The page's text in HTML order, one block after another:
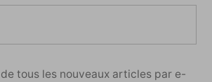
tous les nouveaux articles par e-